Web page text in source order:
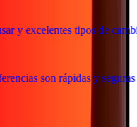
y excelentes tipos de cambio
son rápidas y seguras